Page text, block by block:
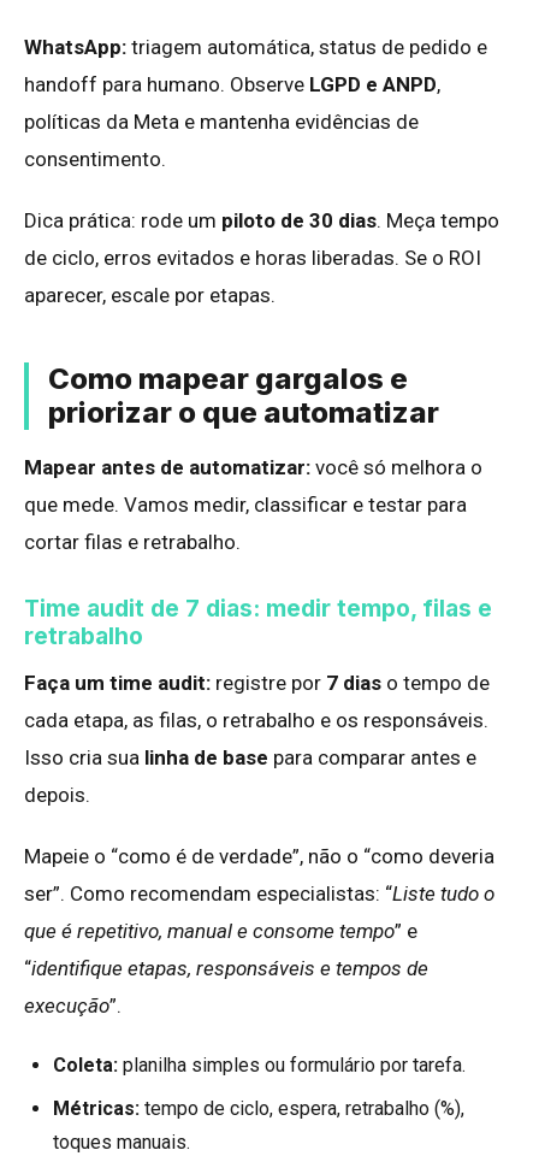
WhatsApp: triagem automática, status de pedido e
handoff para humano. Observe LGPD e ANPD,
políticas da Meta e mantenha evidências de
consentimento.
Dica prática: rode um piloto de 30 dias. Meça tempo
de ciclo, erros evitados e horas liberadas. Se o ROI
aparecer, escale por etapas.
Como mapear gargalos e
priorizar o que automatizar
Mapear antes de automatizar: você só melhora o
que mede. Vamos medir, classificar e testar para
cortar filas e retrabalho.
Time audit de 7 dias: medir tempo, filas e
retrabalho
Faça um time audit: registre por 7 dias o tempo de
cada etapa, as filas, o retrabalho e os responsáveis.
Isso cria sua linha de base para comparar antes e
depois.
Mapeie o “como é de verdade”, não o “como deveria
ser”. Como recomendam especialistas: “Liste tudo o
que é repetitivo, manual e consome tempo” e
“identifique etapas, responsáveis e tempos de
execução”.
Coleta: planilha simples ou formulário por tarefa.
Métricas: tempo de ciclo, espera, retrabalho (%),
toques manuais.